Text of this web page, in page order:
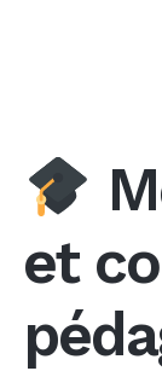
et